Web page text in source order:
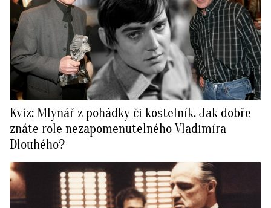
Kvíz: Mlynář z pohádky či kostelník. Jak dobře
znáte role nezapomenutelného Vladimíra
Dlouhého?